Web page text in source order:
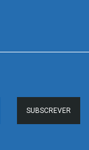
SUBSCREVER